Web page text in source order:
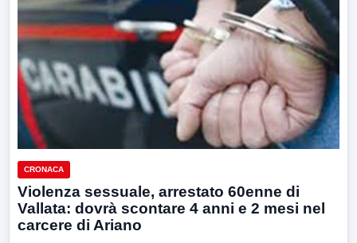
CRONACA
Violenza sessuale, arrestato 60enne di
Vallata: dovrà scontare 4 anni e 2 mesi nel
carcere di Ariano